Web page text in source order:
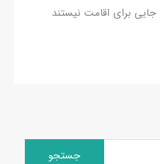
برای اقامت نیستند
جستجو